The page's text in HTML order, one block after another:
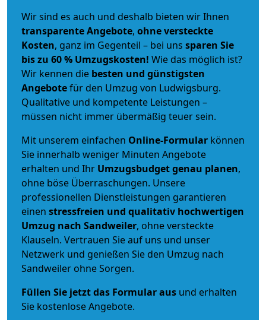
Wir sind es auch und deshalb bieten wir Ihnen
transparente Angebote, ohne versteckte
Kosten, ganz im Gegenteil – bei uns sparen Sie
bis zu 60 % Umzugskosten! Wie das möglich ist?
Wir kennen die besten und günstigsten
Angebotefür den Umzug von Ludwigsburg.
Qualitative und kompetente Leistungen –
müssen nicht immer übermäßig teuer sein.
Mit unserem einfachen Online-Formular können
Sie innerhalb weniger Minuten Angebote
erhalten und Ihr Umzugsbudgetgenau planen,
ohne böse Überraschungen. Unsere
professionellen Dienstleistungen garantieren
einen stressfreien und qualitativ hochwertigen
Umzug nach Sandweiler, ohne versteckte
Klauseln. Vertrauen Sie auf uns und unser
Netzwerk und genießen Sie den Umzug nach
Sandweiler ohne Sorgen.
Füllen Sie jetzt das Formular aus und erhalten
Sie kostenlose Angebote.